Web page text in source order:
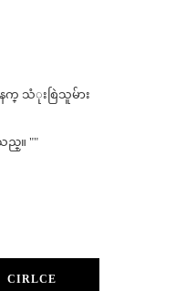
သံုးစြဲသူမ်ား
ည္။ ""
CIRLCE